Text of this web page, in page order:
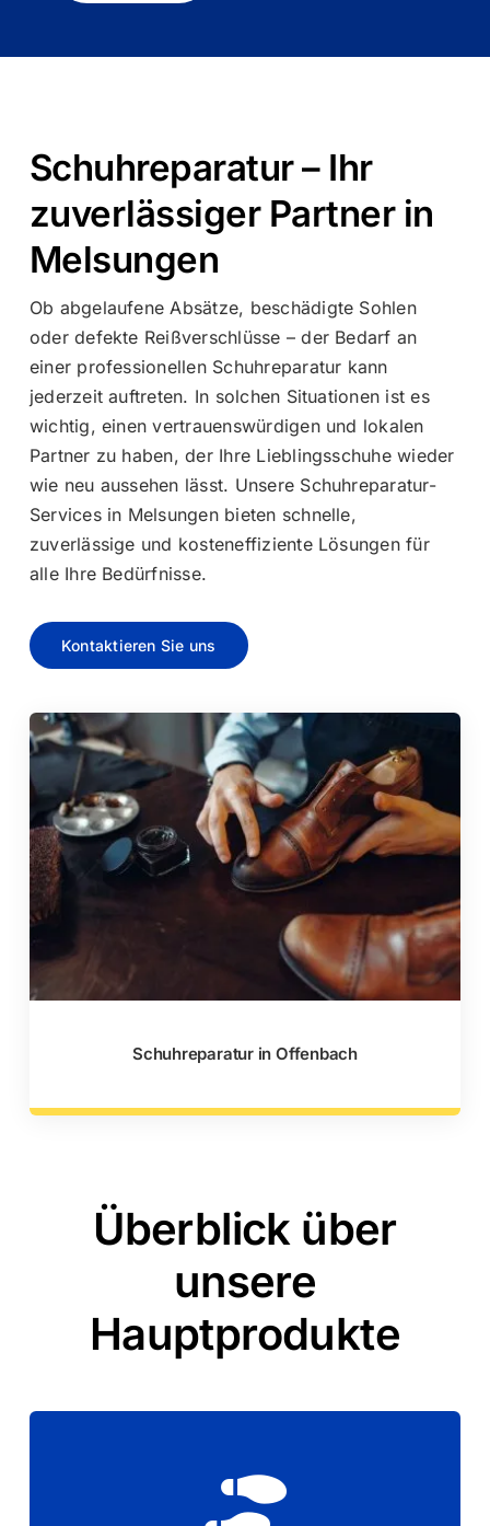
Schuhreparatur – Ihr
zuverlässiger Partner in
Melsungen
Ob abgelaufene Absätze, beschädigte Sohlen
oder defekte Reißverschlüsse – der Bedarf an
einer professionellen Schuhreparatur kann
jederzeit auftreten. In solchen Situationen ist es
wichtig, einen vertrauenswürdigen und lokalen
Partner zu haben, der Ihre Lieblingsschuhe wieder
wie neu aussehen lässt. Unsere Schuhreparatur-
Services in Melsungen bieten schnelle,
zuverlässige und kosteneffiziente Lösungen für
alle Ihre Bedürfnisse.
Kontaktieren Sie uns
Schuhreparatur in Offenbach
Überblick über
unsere
Hauptprodukte
Handwerker, um Ihre Schuhe wie neu zu
machen.